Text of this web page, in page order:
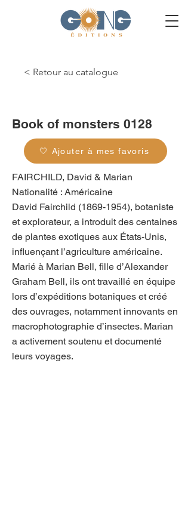
< Retour au catalogue
Book of monsters 0128
🤍 Ajouter à mes favoris
FAIRCHILD, David & Marian
Nationalité : Américaine
David Fairchild (1869-1954), botaniste
et explorateur, a introduit des centaines
de plantes exotiques aux États-Unis,
influençant l’agriculture américaine.
Marié à Marian Bell, fille d’Alexander
Graham Bell, ils ont travaillé en équipe
lors d’expéditions botaniques et créé
des ouvrages, notamment innovants en
macrophotographie d’insectes. Marian
a activement soutenu et documenté
leurs voyages.